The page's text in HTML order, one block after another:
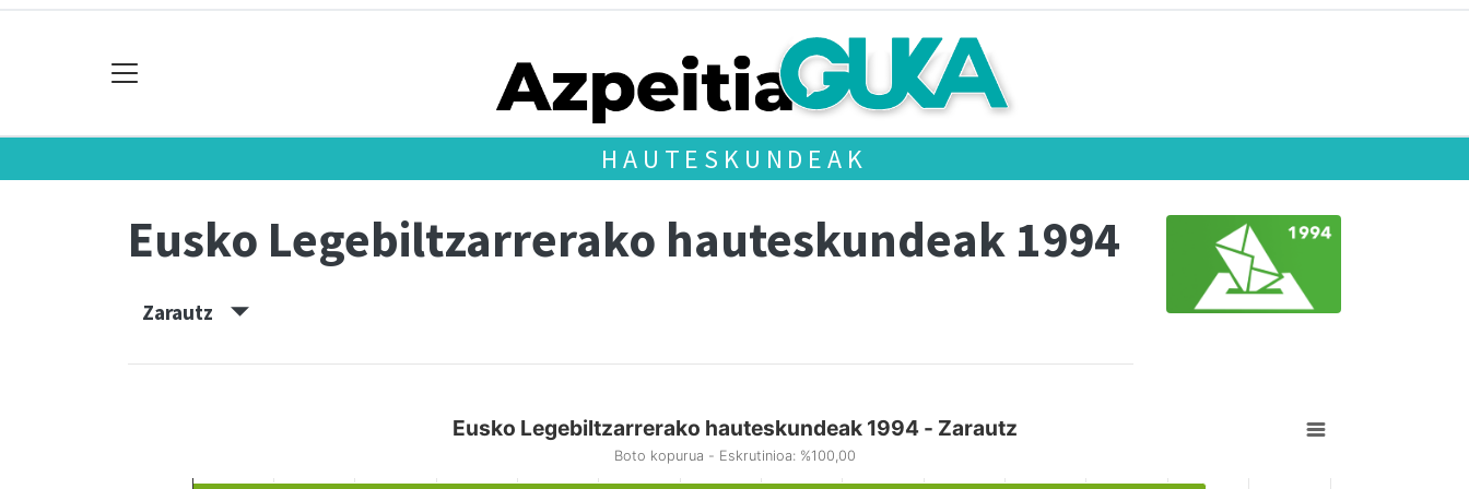
HAUTESKUNDEAK
Eusko Legebiltzarrerako hauteskundeak 1994
Zarautz
Eusko Legebiltzarrerako hauteskundeak 1994 - Zarautz
Boto kopurua - Eskrutinioa: %100,00